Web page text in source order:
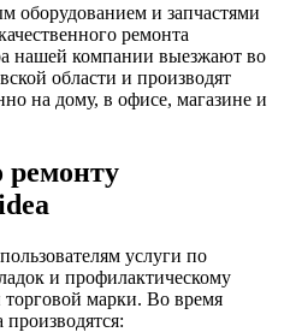
оборудованием и запчастями
ремонта
нашей компании выезжают во
области и производят
на дому, в офисе, магазине и
ремонту
услуги по
и профилактическому
марки. Во время